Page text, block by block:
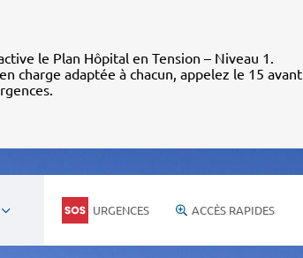
le Plan Hôpital en Tension – Niveau 1.
charge adaptée à chacun, appelez le 15 avant
URGENCES ACCÈS RAPIDES